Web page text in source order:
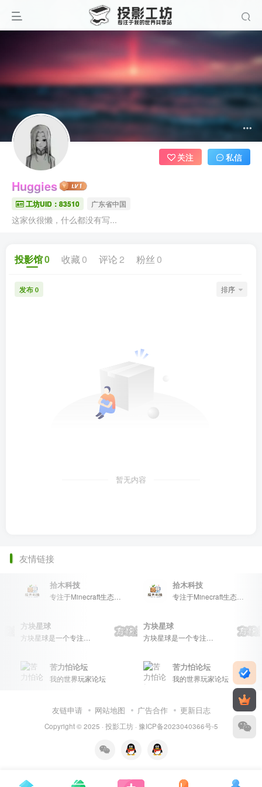
Huggies
工坊UID：83510 广东省中国
这家伙很懒，什么都没有写...
关注 私信
投影馆0 收藏 0 评论 2 粉丝 0
发布 0 排序
暂无内容
友情链接
拾木科技
专注于Minecraft生态建设
拾木科技
专注于Minecraft生态建设
方块星球
方块星球是一个专注于我的世界的中文论坛，提供丰富的资源分享、玩家交流和创意展示，包括地图、皮肤、数据包等内容，打造Minecraft玩家的专属社区乐园！
方块星球
方块星球是一个专注于我的世界的中文论坛，提供丰富的资源分享、玩家交流和创意展示，包括地图、皮肤、数据包等内容，打造Minecraft玩家的专属社区乐园！
苦力怕论坛
我的世界玩家论坛
苦力怕论坛
我的世界玩家论坛
友链申请 网站地图 广告合作 更新日志
Copyright © 2025 · 投影工坊· 豫ICP备2023040366号-5